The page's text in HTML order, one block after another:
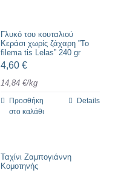
Γλυκό του κουταλιού
Κεράσι χωρίς ζάχαρη ”To
filema tis Lelas” 240 gr
4,60 €
14,84 €/kg
Προσθήκη
στο καλάθι
Details
Ταχίνι Ζαμπογιάννη
Κομοτηνής